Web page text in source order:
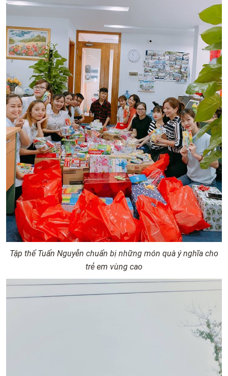
Tập thể Tuấn Nguyễn chuẩn bị những món quà ý nghĩa cho
trẻ em vùng cao